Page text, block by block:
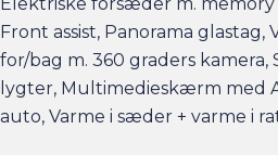
Front assist, Panorama glastag,
for/bag m. 360 graders
lygter, Multimedieskærm med
auto, Varme i sæder + varme i